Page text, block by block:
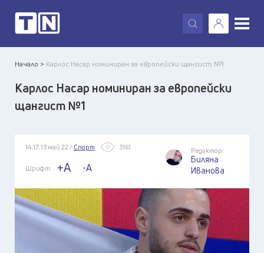
X
Начало > Карлос Насар номиниран за европейски щангист №1
Карлос Насар номиниран за европейски
щангист №1
14:17, 13 май 22 / Спорт 3161
Шрифт: +A -A
Редактор:
Биляна
Иванова